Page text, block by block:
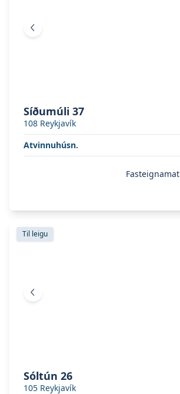
Fyrri mynd
Síðumúli 37
108 Reykjavík
Atvinnuhúsn.
Fasteignamat
Skoða eignina
Til leigu
Skoða eignina
Fyrri mynd
Sóltún 26
105 Reykjavík